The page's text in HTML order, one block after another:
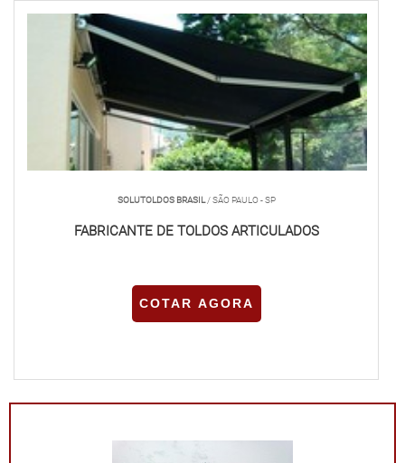
SOLUTOLDOS BRASIL/ SÃO PAULO - SP
FABRICANTE DE TOLDOS ARTICULADOS
COTAR AGORA